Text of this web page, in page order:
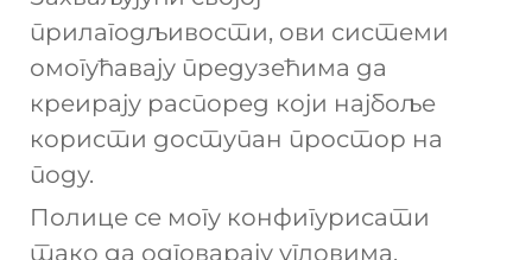
прилагодљивости, ови системи
омогућавају предузећима да
креирају распоред који најбоље
користи доступан простор на
поду.
Полице се могу конфигурисати
тако да одговарају угловима,